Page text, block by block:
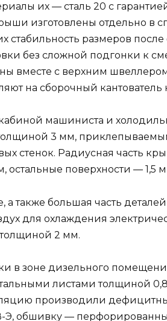
их — сталь 20 с
изготовлены отдельно в
размеров после
без сложной подгонки к
вместе с верхним
на сборочный кантователь
машиниста и
3 мм,
стенок. Радиусная часть
поверхности — 1,5
также большая часть
для охлаждения
2 мм.
в зоне дизельного
листами толщиной
производили
Э, обшивку —